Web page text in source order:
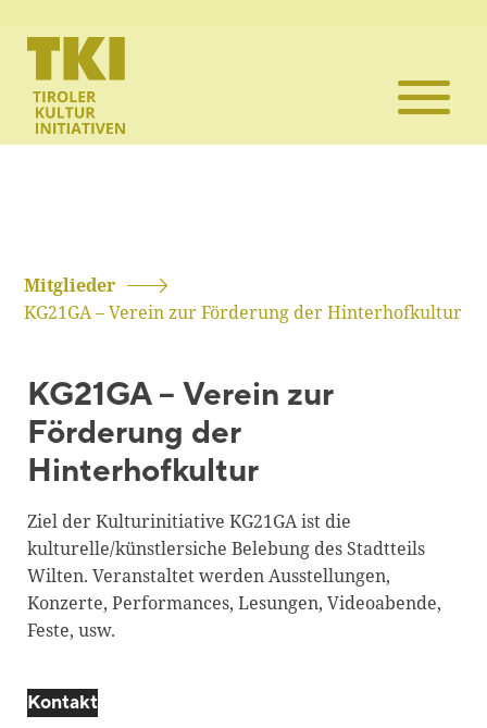
Mitglieder
KG21GA – Verein zur Förderung der Hinterhofkultur
KG21GA – Verein zur
Förderung der
Hinterhofkultur
Ziel der Kulturinitiative KG21GA ist die
kulturelle/künstlersiche Belebung des Stadtteils
Wilten. Veranstaltet werden Ausstellungen,
Konzerte, Performances, Lesungen, Videoabende,
Feste, usw.
Kontakt
Die TKI
Mitglieder
Infothek
Blackboard
Bibliothek
Presse